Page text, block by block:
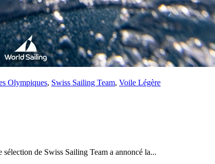
28
Fév
ARKEA ULTIM CHALLENGE,Classe Ultim 32/23,Records
Un an déjà !
Source
Gitana Team
28 février 2025
Olympiques, Swiss Sailing Team, Voile Légère
de Swiss Sailing Team a annoncé la...